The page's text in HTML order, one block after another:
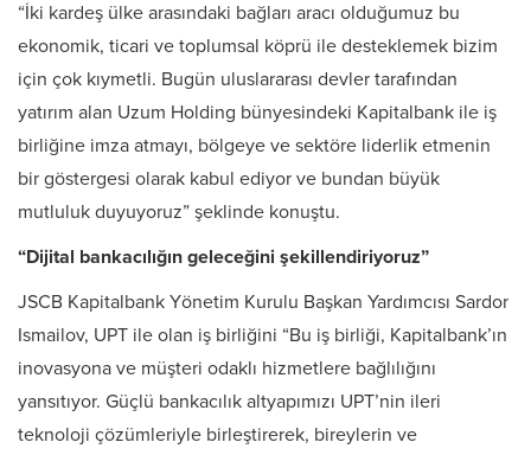
“İki kardeş ülke arasındaki bağları aracı olduğumuz bu
ekonomik, ticari ve toplumsal köprü ile desteklemek bizim
için çok kıymetli. Bugün uluslararası devler tarafından
yatırım alan Uzum Holding bünyesindeki Kapitalbank ile iş
birliğine imza atmayı, bölgeye ve sektöre liderlik etmenin
bir göstergesi olarak kabul ediyor ve bundan büyük
mutluluk duyuyoruz” şeklinde konuştu.
“Dijital bankacılığın geleceğini şekillendiriyoruz”
JSCB Kapitalbank Yönetim Kurulu Başkan Yardımcısı Sardor
Ismailov, UPT ile olan iş birliğini “Bu iş birliği, Kapitalbank’ın
inovasyona ve müşteri odaklı hizmetlere bağlılığını
yansıtıyor. Güçlü bankacılık altyapımızı UPT’nin ileri
teknoloji çözümleriyle birleştirerek, bireylerin ve